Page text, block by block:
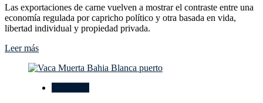
Las exportaciones de carne vuelven a mostrar el contraste entre una
economía regulada por capricho político y otra basada en vida,
libertad individual y propiedad privada.
Leer másLeer
sobre
carne: